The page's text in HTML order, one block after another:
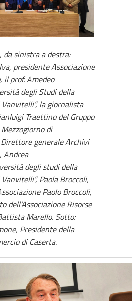
da sinistra a destra:
presidente Associazione
il prof. Amedeo
degli Studi della
Vanvitelli”, la giornalista
Traettino del Gruppo
di
generale Archivi
Andrea
degli studi della
Paola Broccoli,
Paolo Broccoli,
dell’Associazione Risorse
Marello. Sotto:
Presidente della
di Caserta.